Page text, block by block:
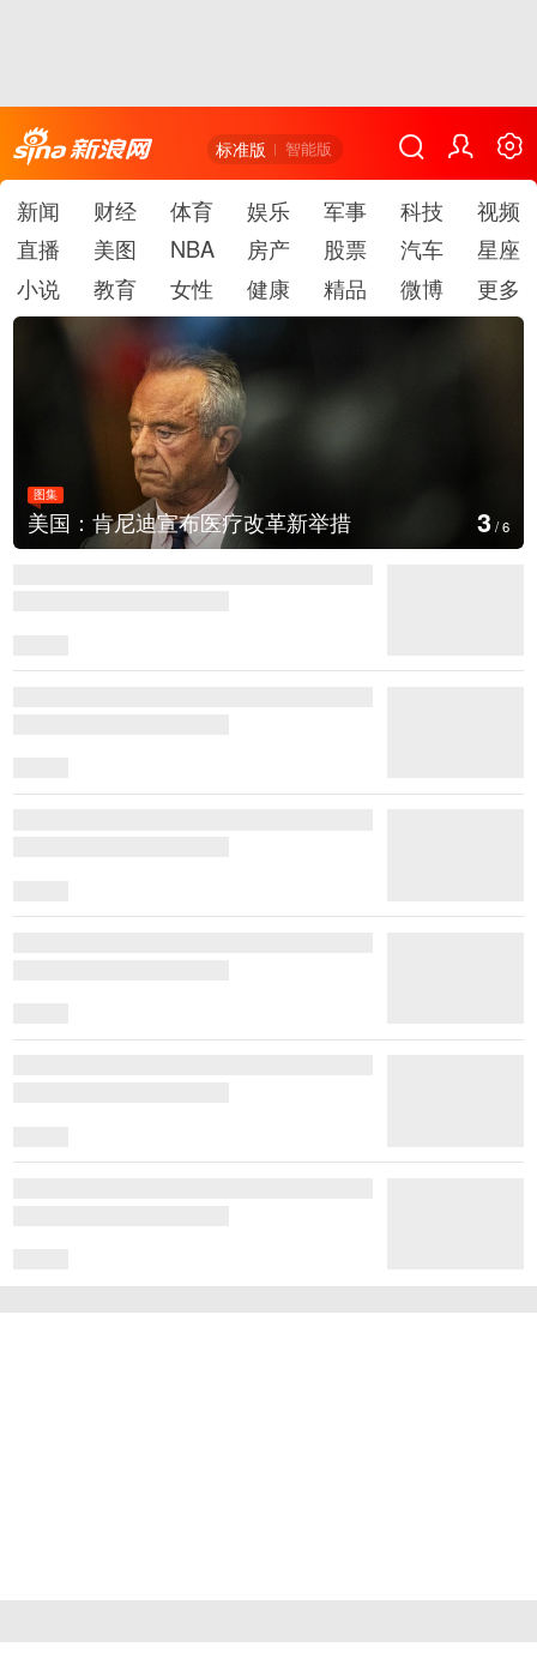
标准版 智能版
新闻 财经 体育 娱乐 军事 科技
视频
直播
美图 NBA 房产 股票 汽车
星座
小说
教育 女性 健康 精品 微博 更多
图集
美国：肯尼迪宣布医疗改革新举措 4 /6